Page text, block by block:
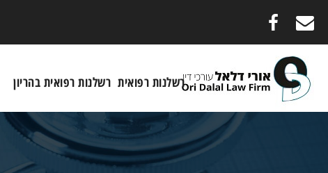
רשלנות רפואית רשלנות רפואית בהריון